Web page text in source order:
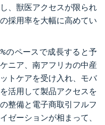
、獣医アクセスが限られ
採用率を大幅に高めてい
のペースで成長すると予
ニア、南アフリカの中産
トケアを受け入れ、モバ
活用して製品アクセスを
整備と電子商取引フルフ
ゼーションが相まって、